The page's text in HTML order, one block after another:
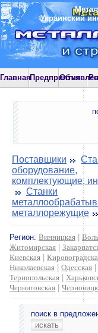
Украинский
ГлавнаяПредприятия
Поставщики
оборудование,
комплектующие,
Станки
металлорежущие
Регион: Винницкая
Житомирская
Киевская
Николаевская
Одесская
Тернопольская
Черниговская
поиск в